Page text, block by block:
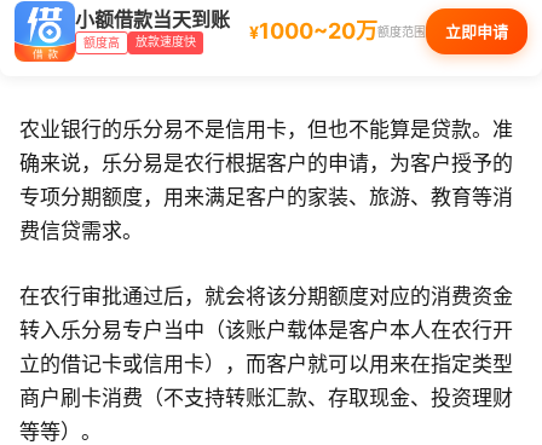
小额借款当天到账
额度高 放款速度快 ¥1000~20万额度范围 立即申请
农业银行的乐分易不是信用卡，但也不能算是贷款。准
确来说，乐分易是农行根据客户的申请，为客户授予的
专项分期额度，用来满足客户的家装、旅游、教育等消
费信贷需求。
在农行审批通过后，就会将该分期额度对应的消费资金
转入乐分易专户当中（该账户载体是客户本人在农行开
立的借记卡或信用卡），而客户就可以用来在指定类型
商户刷卡消费（不支持转账汇款、存取现金、投资理财
等等）。